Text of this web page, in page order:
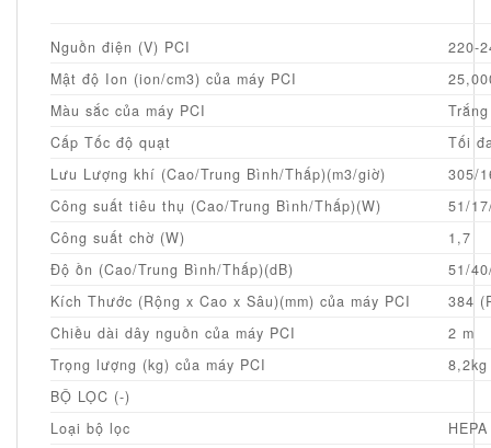
Nguồn điện (V) PCI
220-
Mật độ Ion (ion/cm3) của máy PCI
Màu sắc của máy PCI
Trắng
Cấp Tốc độ quạt
Tối
Lưu Lượng khí (Cao/Trung Bình/Thấp)(m3/giờ)
305/
Công suất tiêu thụ (Cao/Trung Bình/Thấp)(W)
51/
Công suất chờ (W)
1,7
Độ ồn (Cao/Trung Bình/Thấp)(dB)
51/
Kích Thước (Rộng x Cao x Sâu)(mm) của máy PCI
384
Chiều dài dây nguồn của máy PCI
2 m
Trọng lượng (kg) của máy PCI
8,2kg
BỘ LỌC (-)
Loại bộ lọc